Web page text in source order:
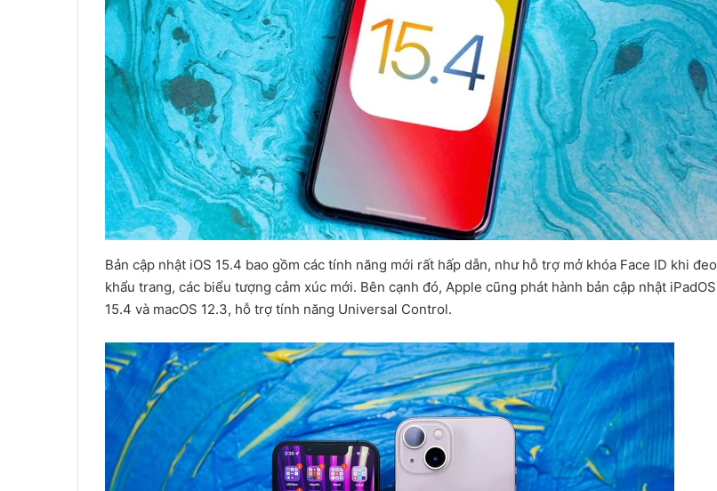
Bản cập nhật iOS 15.4 bao gồm các tính năng mới rất hấp dẫn, như hỗ trợ mở khóa Face ID khi đeo
khẩu trang, các biểu tượng cảm xúc mới. Bên cạnh đó, Apple cũng phát hành bản cập nhật iPadOS
15.4 và macOS 12.3, hỗ trợ tính năng Universal Control.